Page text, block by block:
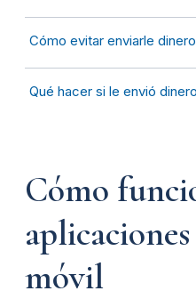
Cómo evitar enviarle
Qué hacer si le envió
Cómo
móvil